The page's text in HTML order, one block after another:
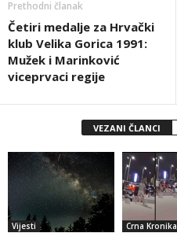
Prethodni članak
Četiri medalje za Hrvački
klub Velika Gorica 1991:
Mužek i Marinković
viceprvaci regije
VEZANI ČLANCI
Vijesti Crna Kronika